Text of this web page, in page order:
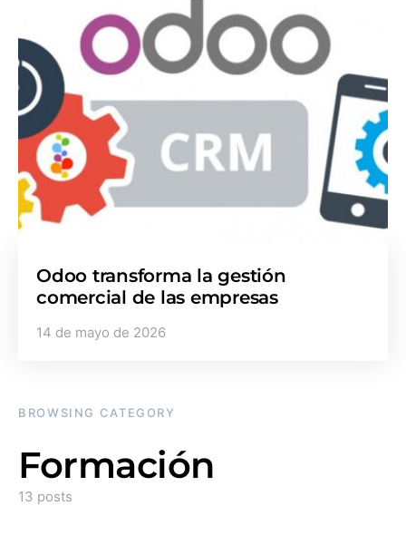
Odoo transforma la gestión
comercial de las empresas
14 de mayo de 2026
BROWSING CATEGORY
Formación
13 posts